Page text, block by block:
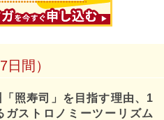
間）
照寿司」を目指す理由、1
ガストロノミーツーリズム